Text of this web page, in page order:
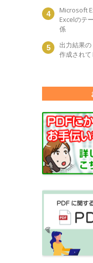
Microsoft
Excelのテ
係
出力結果
作成され